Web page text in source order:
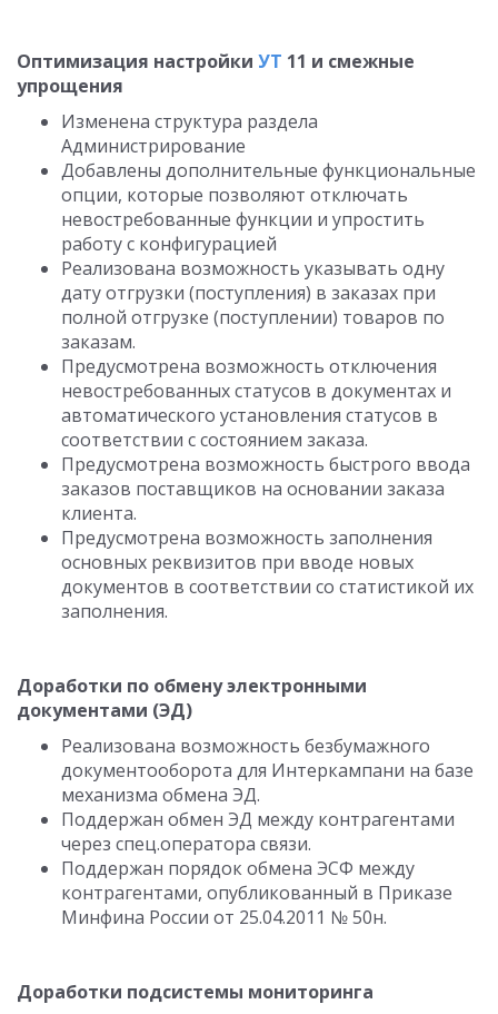
Оптимизация настройки УТ 11 и смежные
упрощения
Изменена структура раздела
Администрирование
Добавлены дополнительные функциональные
опции, которые позволяют отключать
невостребованные функции и упростить
работу с конфигурацией
Реализована возможность указывать одну
дату отгрузки (поступления) в заказах при
полной отгрузке (поступлении) товаров по
заказам.
Предусмотрена возможность отключения
невостребованных статусов в документах и
автоматического установления статусов в
соответствии с состоянием заказа.
Предусмотрена возможность быстрого ввода
заказов поставщиков на основании заказа
клиента.
Предусмотрена возможность заполнения
основных реквизитов при вводе новых
документов в соответствии со статистикой их
заполнения.
Доработки по обмену электронными
документами (ЭД)
Реализована возможность безбумажного
документооборота для Интеркампани на базе
механизма обмена ЭД.
Поддержан обмен ЭД между контрагентами
через спец.оператора связи.
Поддержан порядок обмена ЭСФ между
контрагентами, опубликованный в Приказе
Минфина России от 25.04.2011 № 50н.
Доработки подсистемы мониторинга